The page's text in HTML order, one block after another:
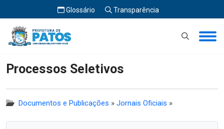
Glossário Transparência
Início Processos Seletivos
Processos Seletivos
Documentos e Publicações » Jornais Oficiais »